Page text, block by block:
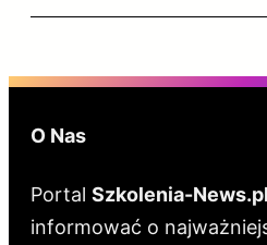
O Nas
Portal Szkolenia-News.pl
informować o